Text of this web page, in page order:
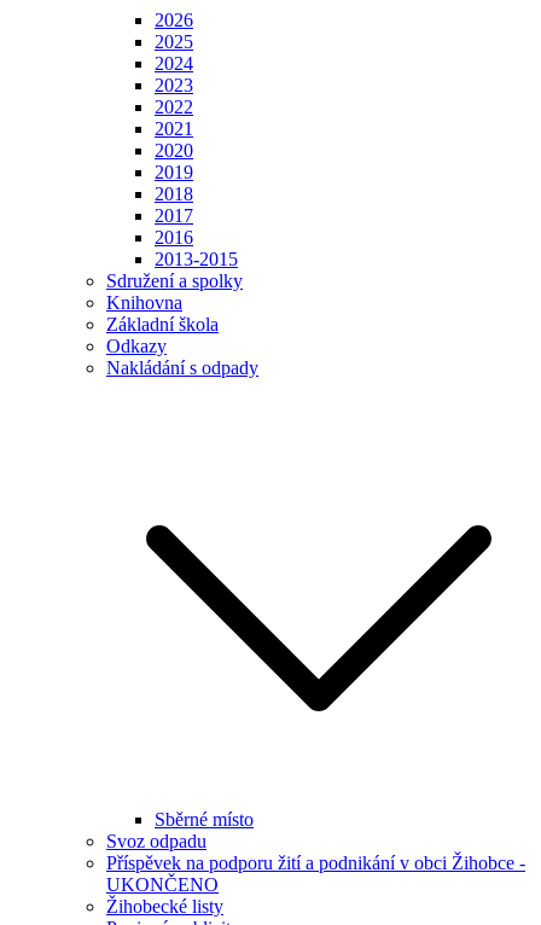
2026
2025
2024
2023
2022
2021
2020
2019
2018
2017
2016
2013-2015
Sdružení a spolky
Knihovna
Základní škola
Odkazy
Nakládání s odpady
Sběrné místo
Svoz odpadu
Příspěvek na podporu žití a podnikání v obci Žihobce -
UKONČENO
Žihobecké listy